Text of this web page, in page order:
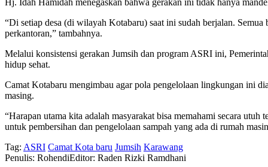
Hj. Idah Hamidah menegaskan bahwa gerakan ini tidak hanya
“Di setiap desa (di wilayah Kotabaru) saat ini sudah berjalan.
perkantoran,” tambahnya.
Melalui konsistensi gerakan Jumsih dan program ASRI ini,
hidup sehat.
Camat Kotabaru mengimbau agar pola pengelolaan lingkungan ini
masing.
“Harapan utama kita adalah masyarakat bisa memahami secara
untuk pembersihan dan pengelolaan sampah yang ada di rumah
Tag: ASRI Camat Kota baru Jumsih Karawang
Penulis: RohendiEditor: Raden Rizki Ramdhani